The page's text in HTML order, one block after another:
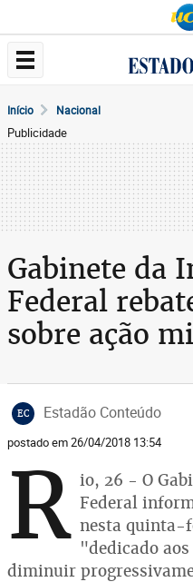
Início Nacional
Publicidade
Gabinete da
Federal
sobre ação
EC Estadão Conteúdo
postado em 26/04/2018 13:54
R io, 26 - O
Federal
nesta quinta-
"dedicado
diminuir